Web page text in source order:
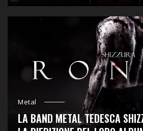
Metal
LA BAND METAL TEDESCA